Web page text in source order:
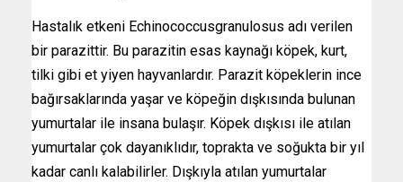
Hastalık etkeni Echinococcusgranulosus adı verilen
bir parazittir. Bu parazitin esas kaynağı köpek, kurt,
tilki gibi et yiyen hayvanlardır. Parazit köpeklerin ince
bağırsaklarında yaşar ve köpeğin dışkısında bulunan
yumurtalar ile insana bulaşır. Köpek dışkısı ile atılan
yumurtalar çok dayanıklıdır, toprakta ve soğukta bir yıl
kadar canlı kalabilirler. Dışkıyla atılan yumurtalar